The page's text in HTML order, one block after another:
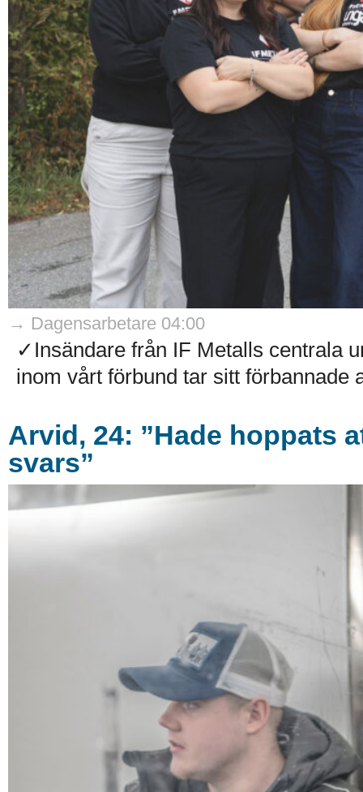
→ Dagensarbetare 04:00
✓Insändare från IF Metalls centrala
inom vårt förbund tar sitt förbannade
Arvid, 24: ”Hade hoppats
svars”